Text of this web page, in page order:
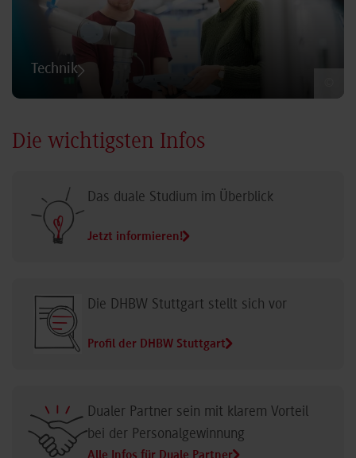
Technik
Die wichtigsten Infos
Das duale Studium im Überblick
Jetzt informieren!
Die DHBW Stuttgart stellt sich vor
Profil der DHBW Stuttgart
Dualer Partner sein mit klarem Vorteil
bei der Personalgewinnung